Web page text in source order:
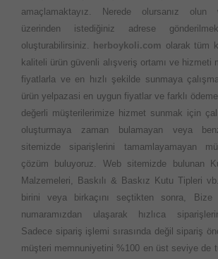
amaçlamaktayız. Nerede olursanız olun
üzerinden istediğiniz adrese
oluşturabilirsiniz.
herboykoli.com olarak tüm
kaliteli ürün güvenli alışveriş ortamı ve hizmeti
fiyatlarla ve en hızlı şekilde sunmaya
ürün yelpazasi en uygun fiyatlar ve farklı
değerli müşterilerimize hizmet sunmak için
oluşturmaya zaman bulamayan veya
sitemizde siparişlerini tamamlayamayan
çözüm buluyoruz. Web sitemizde bulunan
Malzemeleri, Baskılı & Baskız Kutu Tipleri
birini veya birkaçını seçtikten sonra, Bize
numaramızdan ulaşarak hızlıca
Sadece sipariş işlemi sırasında değil sipariş
müşteri memnuniyetini %100 en üst seviye de